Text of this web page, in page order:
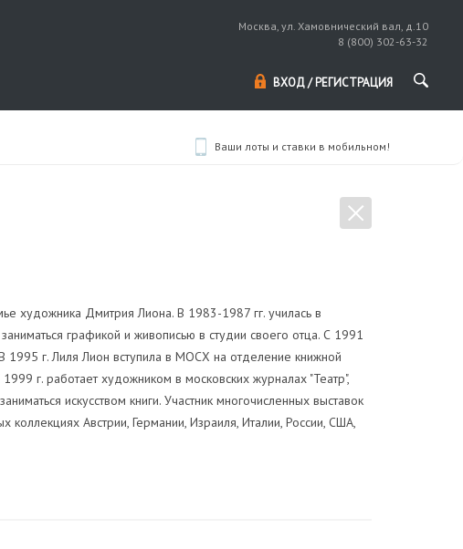
Москва, ул. Хамовнический вал, д.10
8 (800) 302-63-32
ВХОД / РЕГИСТРАЦИЯ
Ваши лоты и ставки в мобильном!
художника Дмитрия Лиона. В 1983-1987 гг. училась в
графикой и живописью в студии своего отца. С 1991
1995 г. Лиля Лион вступила в МОСХ на отделение книжной
г. работает художником в московских журналах "Театр",
искусством книги. Участник многочисленных выставок
Австрии, Германии, Израиля, Италии, России, США,